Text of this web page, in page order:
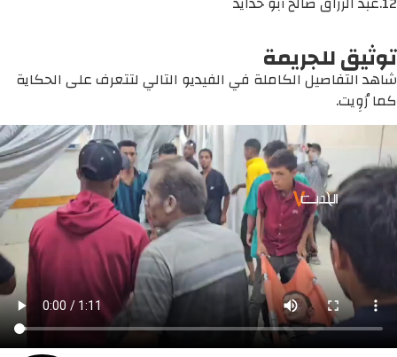
توثيق للجريمة
شاهد التفاصيل الكاملة في الفيديو التالي لتتعرف على الحكاية
كما رُوِيت.